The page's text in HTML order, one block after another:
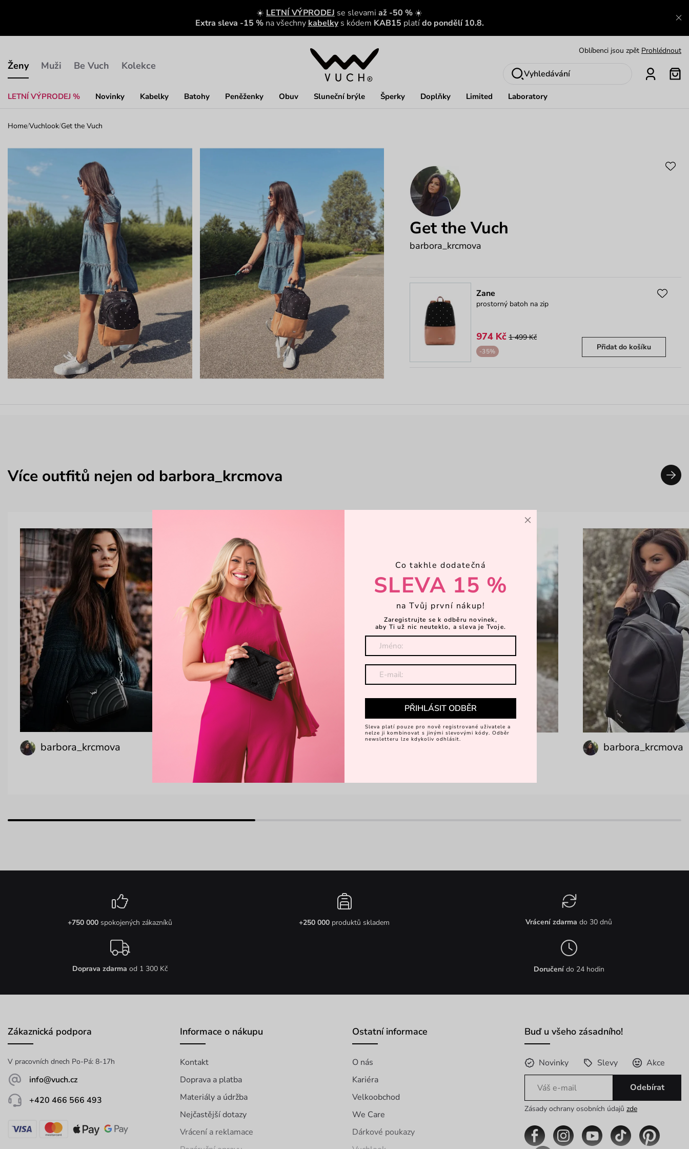
☀️ LETNÍ VÝPRODEJ se slevami až -50 % ☀️
Extra sleva -15 % na všechny kabelky s kódem KAB15 platído pondělí 10.8.
Ženy
LETNÍ VÝPRODEJ % Novinky Kabelky Batohy Peněženky Obuv Sluneční brýle Šperky Doplňky Limited Laboratory
Muži Be Vuch Kolekce
Oblíbenci jsou zpět Prohlédnout
Nech se inspirovat Ukázat
Vyhledávání
Home/Vuchlook/Get the Vuch
Get the Vuch
barbora_krcmova
Zane
prostorný batoh na zip
974 Kč 1 499 Kč
-35% Přidat do košíku
Více outfitů nejen od barbora_krcmova
barbora_krcmova barbora_krcmova barbora_krcmova
+750 000spokojených zákazníků +250 000 produktů skladem Vrácení zdarma do 30 dnů
Doprava zdarma od 1 300 Kč Doručení do 24 hodin
Zákaznická podpora
V pracovních dnech Po-Pá: 8-17h
info@vuch.cz
+420 466 566 493
Informace o nákupu
Kontakt
Doprava a platba
Materiály a údržba
Nejčastější dotazy
Vrácení a reklamace
Ostatní informace
O nás
Kariéra
Velkoobchod
We Care
Dárkové poukazy
Buď u všeho zásadního!
Novinky Slevy Akce
Odebírat
Zásady ochrany osobních údajů zde
×
Co takhle dodatečná
SLEVA 15 %
na Tvůj první nákup!
Zaregistrujte se k odběru novinek,
aby Ti už nic neuteklo, a sleva je Tvoje.
PŘIHLÁSIT ODBĚR
Sleva platí pouze pro nově registrované uživatele a
nelze ji kombinovat s jinými slevovými kódy. Odběr
newsletteru lze kdykoliv odhlásit.